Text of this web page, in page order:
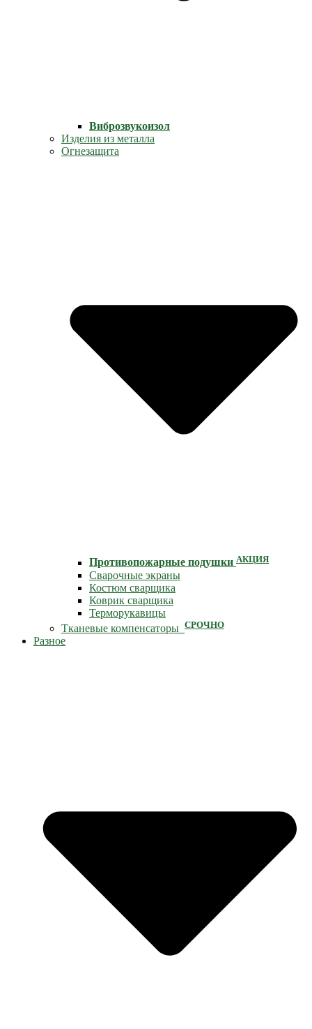
Виброзвукоизол
Изделия из металла
Огнезащита
Противопожарные подушки АКЦИЯ
Сварочные экраны
Костюм сварщика
Коврик сварщика
Терморукавицы
Тканевые компенсаторы СРОЧНО
Разное